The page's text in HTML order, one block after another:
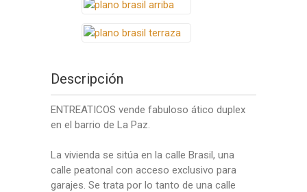
Descripción
ENTREATICOS vende fabuloso ático duplex
en el barrio de La Paz.
La vivienda se sitúa en la calle Brasil, una
calle peatonal con acceso exclusivo para
garajes. Se trata por lo tanto de una calle